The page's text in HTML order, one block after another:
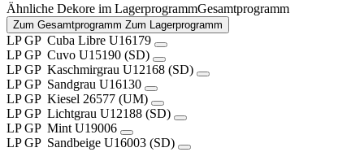
Ähnliche Dekore im LagerprogrammGesamtprogramm
Zum Gesamtprogramm Zum Lagerprogramm
LP GP Cuba Libre U16179
LP GP Cuvo U15190 (SD)
LP GP Kaschmirgrau U12168 (SD)
LP GP Sandgrau U16130
LP GP Kiesel 26577 (UM)
LP GP Lichtgrau U12188 (SD)
LP GP Mint U19006
LP GP Sandbeige U16003 (SD)